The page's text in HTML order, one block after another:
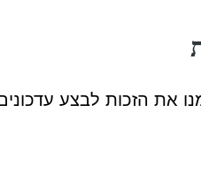
את הזכות לבצע